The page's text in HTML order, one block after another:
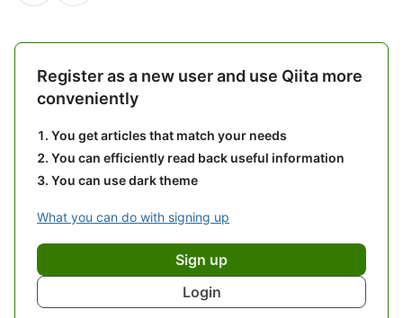
Register as a new user and use Qiita more
conveniently
You get articles that match your needs
You can efficiently read back useful information
You can use dark theme
What you can do with signing up
Sign up
Login